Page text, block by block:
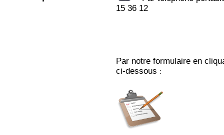
15 36 12
Par notre formulaire en
ci-dessous :